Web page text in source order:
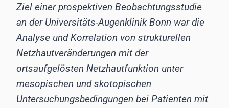
Ziel einer prospektiven Beobachtungsstudie
an der Universitäts-Augenklinik Bonn war die
Analyse und Korrelation von strukturellen
Netzhautveränderungen mit der
ortsaufgelösten Netzhautfunktion unter
mesopischen und skotopischen
Untersuchungsbedingungen bei Patienten mit